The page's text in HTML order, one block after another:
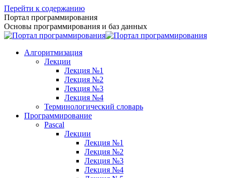
Перейти к содержанию
Портал программирования
Основы программирования и баз данных
Алгоритмизация
Лекции
Лекция №1
Лекция №2
Лекция №3
Лекция №4
Терминологический словарь
Программирование
Pascal
Лекции
Лекция №1
Лекция №2
Лекция №3
Лекция №4